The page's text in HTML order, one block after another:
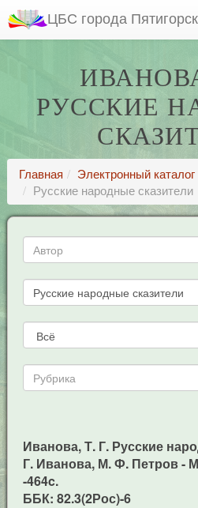
ЦБС города
РУССКИЕ
Главная
Электронный каталог
Русские народные сказители
Иванова, Т. Г. Русские
Г. Иванова, М. Ф. Петров -
-464c.
ББК: 82.3(2Рос)-6